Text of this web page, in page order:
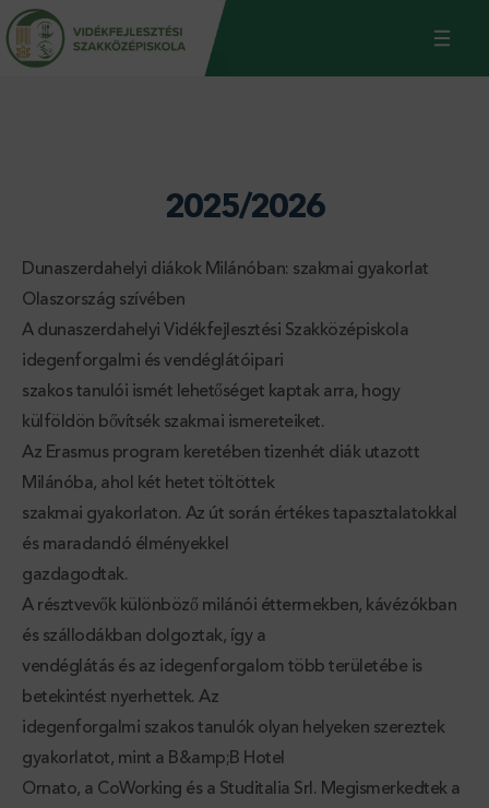
Jump
2025/2026
Dunaszerdahelyi diákok Milánóban: szakmai gyakorlat
Olaszország szívében
A dunaszerdahelyi Vidékfejlesztési Szakközépiskola
idegenforgalmi és vendéglátóipari
szakos tanulói ismét lehetőséget kaptak arra, hogy
külföldön bővítsék szakmai ismereteiket.
Az Erasmus program keretében tizenhét diák utazott
Milánóba, ahol két hetet töltöttek
szakmai gyakorlaton. Az út során értékes tapasztalatokkal
és maradandó élményekkel
gazdagodtak.
A résztvevők különböző milánói éttermekben, kávézókban
és szállodákban dolgoztak, így a
vendéglátás és az idegenforgalom több területébe is
betekintést nyerhettek. Az
idegenforgalmi szakos tanulók olyan helyeken szereztek
gyakorlatot, mint a B&amp;B Hotel
Ornato, a CoWorking és a Studitalia Srl. Megismerkedtek a